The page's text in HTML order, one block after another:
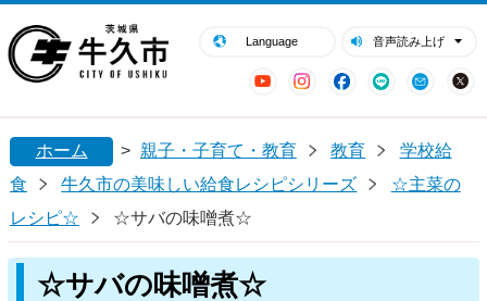
Language 音声読み上げ
YouTubeInstagram
Facebook
LINE Mail
閉じる
ホーム > 親子・子育て・教育 教育
学校給
食
牛久市の美味しい給食レシピシリーズ
☆主菜の
レシピ☆
☆サバの味噌煮☆
☆サバの味噌煮☆